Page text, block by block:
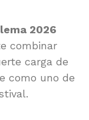
2026
combinar
carga de
como uno de